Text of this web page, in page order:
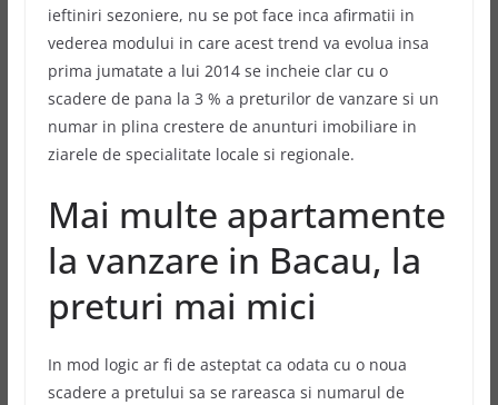
ieftiniri sezoniere, nu se pot face inca afirmatii in
vederea modului in care acest trend va evolua insa
prima jumatate a lui 2014 se incheie clar cu o
scadere de pana la 3 % a preturilor de vanzare si un
numar in plina crestere de anunturi imobiliare in
ziarele de specialitate locale si regionale.
Mai multe apartamente
la vanzare in Bacau, la
preturi mai mici
In mod logic ar fi de asteptat ca odata cu o noua
scadere a pretului sa se rareasca si numarul de